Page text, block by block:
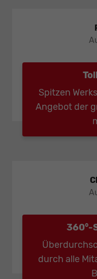
Spitzen
Angebot der
360°-
durch alle